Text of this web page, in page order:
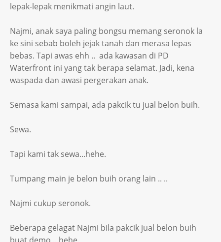
lepak-lepak menikmati angin laut.
Najmi, anak saya paling bongsu memang seronok la
ke sini sebab boleh jejak tanah dan merasa lepas
bebas. Tapi awas ehh .. ada kawasan di PD
Waterfront ini yang tak berapa selamat. Jadi, kena
waspada dan awasi pergerakan anak.
Semasa kami sampai, ada pakcik tu jual belon buih.
Sewa.
Tapi kami tak sewa...hehe.
Tumpang main je belon buih orang lain .. ..
Najmi cukup seronok.
Beberapa gelagat Najmi bila pakcik jual belon buih